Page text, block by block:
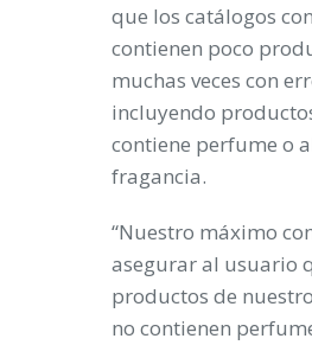
que los catálogos
contienen poco
muchas veces con
incluyendo
contiene perfume o
fragancia.
“Nuestro máximo
asegurar al usuario
productos de
no contienen